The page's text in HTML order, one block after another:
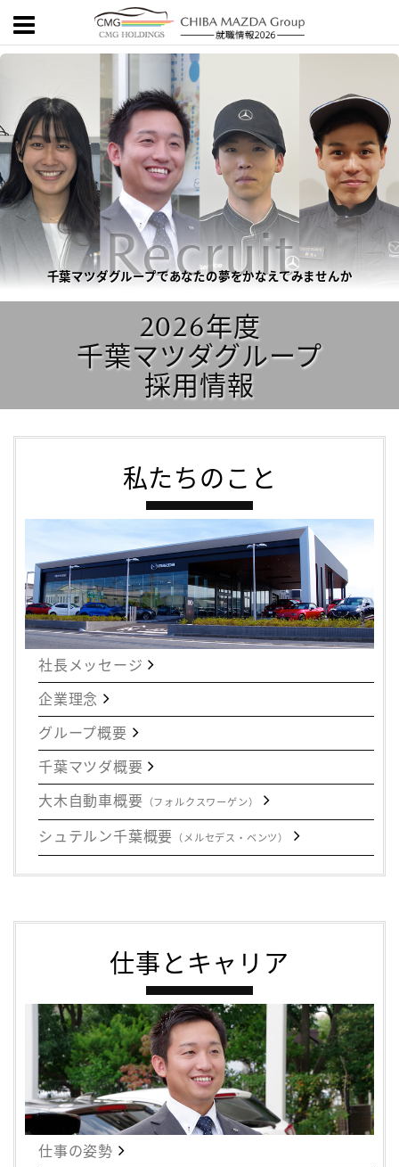
Recruit
千葉マツダグループであなたの夢をかなえてみませんか
2026年度
千葉マツダグループ
採用情報
私たちのこと
社長メッセージ
企業理念
グループ概要
千葉マツダ概要
大木自動車概要 （フォルクスワーゲン）
シュテルン千葉概要 （メルセデス・ベンツ）
仕事とキャリア
仕事の姿勢